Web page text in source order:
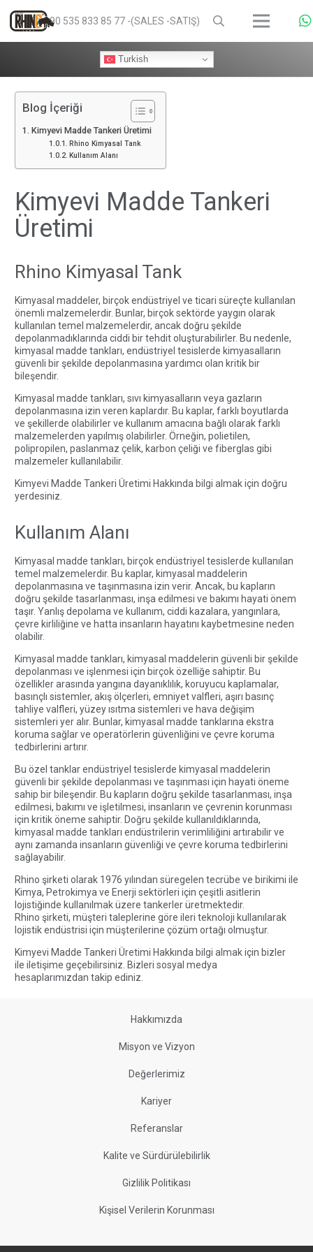
+90 535 833 85 77 -(SALES -SATIŞ)
Turkish
Blog İçeriği
Kimyevi Madde Tankeri Üretimi
Rhino Kimyasal Tank
Kullanım Alanı
Kimyevi Madde Tankeri
Üretimi
Rhino Kimyasal Tank
Kimyasal maddeler, birçok endüstriyel ve ticari süreçte kullanılan
önemli malzemelerdir. Bunlar, birçok sektörde yaygın olarak
kullanılan temel malzemelerdir, ancak doğru şekilde
depolanmadıklarında ciddi bir tehdit oluşturabilirler. Bu nedenle,
kimyasal madde tankları, endüstriyel tesislerde kimyasalların
güvenli bir şekilde depolanmasına yardımcı olan kritik bir
bileşendir.
Kimyasal madde tankları, sıvı kimyasalların veya gazların
depolanmasına izin veren kaplardır. Bu kaplar, farklı boyutlarda
ve şekillerde olabilirler ve kullanım amacına bağlı olarak farklı
malzemelerden yapılmış olabilirler. Örneğin, polietilen,
polipropilen, paslanmaz çelik, karbon çeliği ve fiberglas gibi
malzemeler kullanılabilir.
Kimyevi Madde Tankeri Üretimi Hakkında bilgi almak için doğru
yerdesiniz.
Kullanım Alanı
Kimyasal madde tankları, birçok endüstriyel tesislerde kullanılan
temel malzemelerdir. Bu kaplar, kimyasal maddelerin
depolanmasına ve taşınmasına izin verir. Ancak, bu kapların
doğru şekilde tasarlanması, inşa edilmesi ve bakımı hayati önem
taşır. Yanlış depolama ve kullanım, ciddi kazalara, yangınlara,
çevre kirliliğine ve hatta insanların hayatını kaybetmesine neden
olabilir.
Kimyasal madde tankları, kimyasal maddelerin güvenli bir şekilde
depolanması ve işlenmesi için birçok özelliğe sahiptir. Bu
özellikler arasında yangına dayanıklılık, koruyucu kaplamalar,
basınçlı sistemler, akış ölçerleri, emniyet valfleri, aşırı basınç
tahliye valfleri, yüzey ısıtma sistemleri ve hava değişim
sistemleri yer alır. Bunlar, kimyasal madde tanklarına ekstra
koruma sağlar ve operatörlerin güvenliğini ve çevre koruma
tedbirlerini artırır.
Bu özel tanklar endüstriyel tesislerde kimyasal maddelerin
güvenli bir şekilde depolanması ve taşınması için hayati öneme
sahip bir bileşendir. Bu kapların doğru şekilde tasarlanması, inşa
edilmesi, bakımı ve işletilmesi, insanların ve çevrenin korunması
için kritik öneme sahiptir. Doğru şekilde kullanıldıklarında,
kimyasal madde tankları endüstrilerin verimliliğini artırabilir ve
aynı zamanda insanların güvenliği ve çevre koruma tedbirlerini
sağlayabilir.
Rhino şirketi olarak 1976 yılından süregelen tecrübe ve birikimi ile
Kimya, Petrokimya ve Enerji sektörleri için çeşitli asitlerin
lojistiğinde kullanılmak üzere tankerler üretmektedir.
Rhino şirketi, müşteri taleplerine göre ileri teknoloji kullanılarak
lojistik endüstrisi için müşterilerine çözüm ortağı olmuştur.
Kimyevi Madde Tankeri Üretimi Hakkında bilgi almak için bizler
ile iletişime geçebilirsiniz. Bizleri sosyal medya
hesaplarımızdan takip ediniz.
Hakkımızda
Misyon ve Vizyon
Değerlerimiz
Kariyer
Referanslar
Kalite ve Sürdürülebilirlik
Gizlilik Politikası
Kişisel Verilerin Korunması